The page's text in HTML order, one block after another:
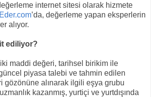
internet sitesi olarak hizmete
’da, değerleme yapan eksperlerin
alıyor.
ediliyor?
maddi değeri, tarihsel birikim ile
güncel piyasa talebi ve tahmin edilen
gözönüne alınarak ilgili eşya grubu
kazanmış, yurtiçi ve yurtdışında